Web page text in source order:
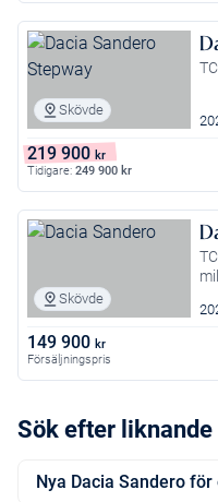
Skövde
219 900 kr
Tidigare: 249 900 kr
Skövde
mil
149 900 kr
Försäljningspris
Sök efter
Nya Dacia Sandero